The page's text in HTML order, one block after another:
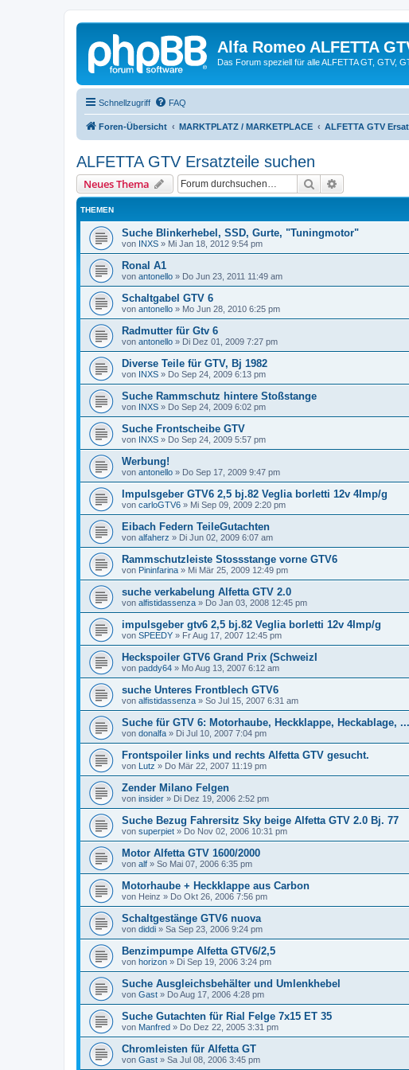
Alfa Romeo ALFETTA
Das Forum speziell für alle ALFETTA GT, GTV,
Schnellzugriff FAQ
Foren-Übersicht MARKTPLATZ / MARKETPLACE ALFETTA GTV
ALFETTA GTV Ersatzteile suchen
Neues Thema Suche
THEMEN
Suche Blinkerhebel, SSD, Gurte, "Tuningmotor"
von INXS » Mi Jan 18, 2012 9:54 pm
Ronal A1
von antonello » Do Jun 23, 2011 11:49 am
Schaltgabel GTV 6
von antonello » Mo Jun 28, 2010 6:25 pm
Radmutter für Gtv 6
von antonello » Di Dez 01, 2009 7:27 pm
Diverse Teile für GTV, Bj 1982
von INXS » Do Sep 24, 2009 6:13 pm
Suche Rammschutz hintere Stoßstange
von INXS » Do Sep 24, 2009 6:02 pm
Suche Frontscheibe GTV
von INXS » Do Sep 24, 2009 5:57 pm
Werbung!
von antonello » Do Sep 17, 2009 9:47 pm
Impulsgeber GTV6 2,5 bj.82 Veglia borletti 12v 4Imp/g
von carloGTV6 » Mi Sep 09, 2009 2:20 pm
Eibach Federn TeileGutachten
von alfaherz » Di Jun 02, 2009 6:07 am
Rammschutzleiste Stossstange vorne GTV6
von Pininfarina » Mi Mär 25, 2009 12:49 pm
suche verkabelung Alfetta GTV 2.0
von alfistidassenza » Do Jan 03, 2008 12:45 pm
impulsgeber gtv6 2,5 bj.82 Veglia borletti 12v 4Imp/g
von SPEEDY » Fr Aug 17, 2007 12:45 pm
Heckspoiler GTV6 Grand Prix (SchweizI
von paddy64 » Mo Aug 13, 2007 6:12 am
suche Unteres Frontblech GTV6
von alfistidassenza » So Jul 15, 2007 6:31 am
Suche für GTV 6: Motorhaube, Heckklappe, Heckablage, ...
von donalfa » Di Jul 10, 2007 7:04 pm
Frontspoiler links und rechts Alfetta GTV gesucht.
von Lutz » Do Mär 22, 2007 11:19 pm
Zender Milano Felgen
von insider » Di Dez 19, 2006 2:52 pm
Suche Bezug Fahrersitz Sky beige Alfetta GTV 2.0 Bj. 77
von superpiet » Do Nov 02, 2006 10:31 pm
Motor Alfetta GTV 1600/2000
von alf » So Mai 07, 2006 6:35 pm
Motorhaube + Heckklappe aus Carbon
von Heinz » Do Okt 26, 2006 7:56 pm
Schaltgestänge GTV6 nuova
von diddi » Sa Sep 23, 2006 9:24 pm
Benzimpumpe Alfetta GTV6/2,5
von horizon » Di Sep 19, 2006 3:24 pm
Suche Ausgleichsbehälter und Umlenkhebel
von Gast » Do Aug 17, 2006 4:28 pm
Suche Gutachten für Rial Felge 7x15 ET 35
von Manfred » Do Dez 22, 2005 3:31 pm
Chromleisten für Alfetta GT
von Gast » Sa Jul 08, 2006 3:45 pm